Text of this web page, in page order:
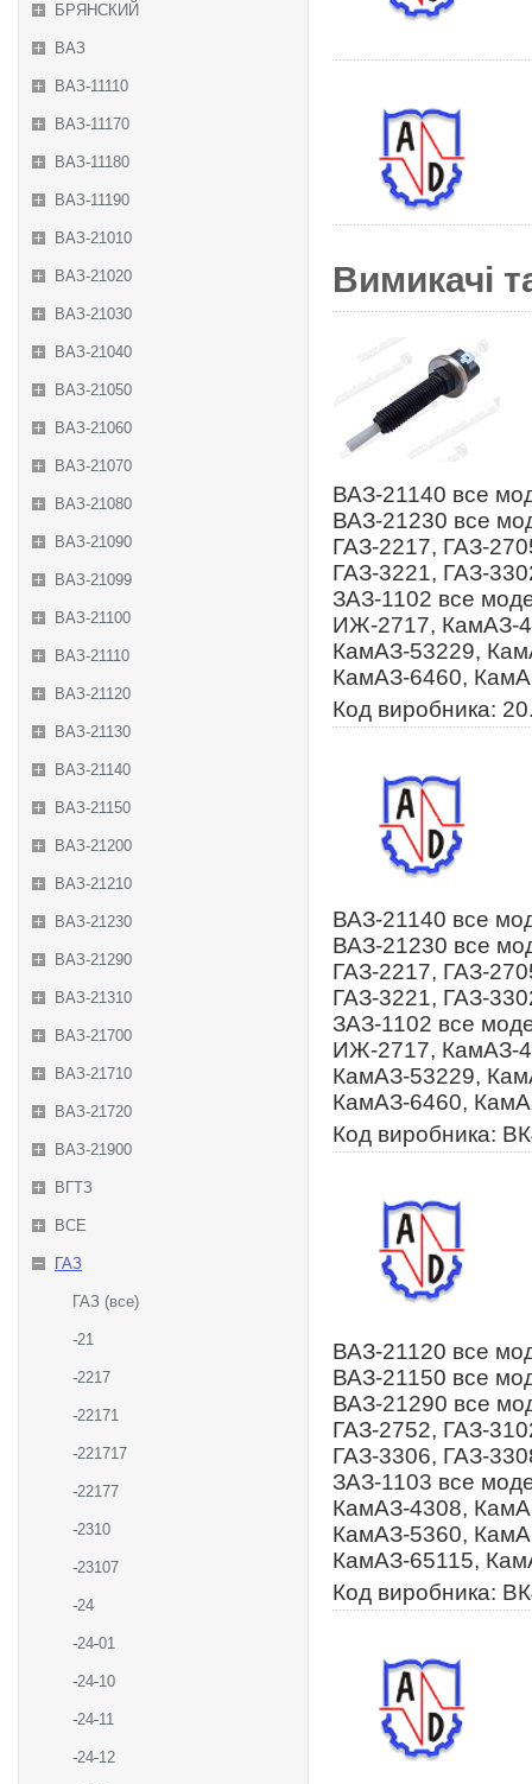
БРЯНСКИЙ
ВАЗ
ВАЗ-11110
ВАЗ-11170
ВАЗ-11180
ВАЗ-11190
ВАЗ-21010
ВАЗ-21020
ВАЗ-21030
ВАЗ-21040
ВАЗ-21050
ВАЗ-21060
ВАЗ-21070
ВАЗ-21080
ВАЗ-21090
ВАЗ-21099
ВАЗ-21100
ВАЗ-21110
ВАЗ-21120
ВАЗ-21130
ВАЗ-21140
ВАЗ-21150
ВАЗ-21200
ВАЗ-21210
ВАЗ-21230
ВАЗ-21290
ВАЗ-21310
ВАЗ-21700
ВАЗ-21710
ВАЗ-21720
ВАЗ-21900
ВГТЗ
ВСЕ
ГАЗ
ГАЗ (все)
-21
-2217
-22171
-221717
-22177
-2310
-23107
-24
-24-01
-24-10
-24-11
-24-12
Вимикачі
ВАЗ-21140 все
ВАЗ-21230 все
ГАЗ-2217, ГАЗ-
ГАЗ-3221, ГАЗ-
ЗАЗ-1102 все
ИЖ-2717, КамАЗ-
КамАЗ-53229,
КамАЗ-6460,
Код виробника:
ВАЗ-21140 все
ВАЗ-21230 все
ГАЗ-2217, ГАЗ-
ГАЗ-3221, ГАЗ-
ЗАЗ-1102 все
ИЖ-2717, КамАЗ-
КамАЗ-53229,
КамАЗ-6460,
Код виробника:
ВАЗ-21120 все
ВАЗ-21150 все
ВАЗ-21290 все
ГАЗ-2752, ГАЗ-
ГАЗ-3306, ГАЗ-
ЗАЗ-1103 все
КамАЗ-4308,
КамАЗ-5360,
КамАЗ-65115,
Код виробника: